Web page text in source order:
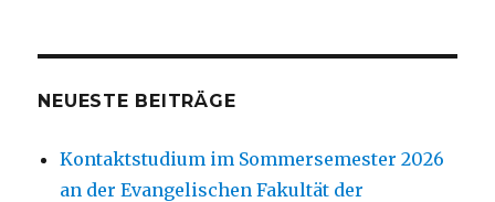
NEUESTE BEITRÄGE
Kontaktstudium im Sommersemester 2026
an der Evangelischen Fakultät der